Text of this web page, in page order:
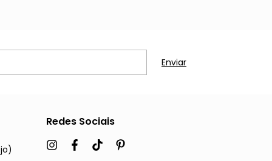
Redes Sociais